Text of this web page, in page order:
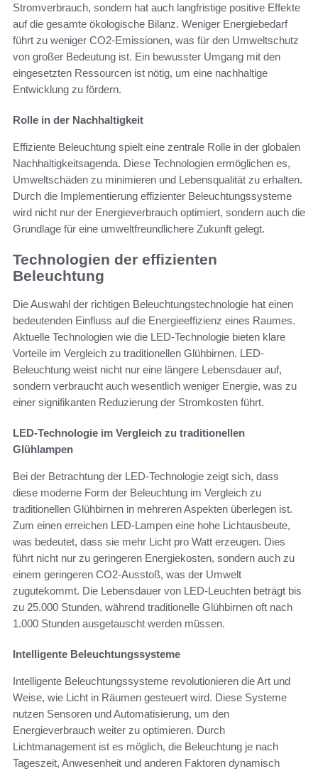
Stromverbrauch, sondern hat auch langfristige positive Effekte
auf die gesamte ökologische Bilanz. Weniger Energiebedarf
führt zu weniger CO2-Emissionen, was für den Umweltschutz
von großer Bedeutung ist. Ein bewusster Umgang mit den
eingesetzten Ressourcen ist nötig, um eine nachhaltige
Entwicklung zu fördern.
Rolle in der Nachhaltigkeit
Effiziente Beleuchtung spielt eine zentrale Rolle in der globalen
Nachhaltigkeitsagenda. Diese Technologien ermöglichen es,
Umweltschäden zu minimieren und Lebensqualität zu erhalten.
Durch die Implementierung effizienter Beleuchtungssysteme
wird nicht nur der Energieverbrauch optimiert, sondern auch die
Grundlage für eine umweltfreundlichere Zukunft gelegt.
Technologien der effizienten
Beleuchtung
Die Auswahl der richtigen Beleuchtungstechnologie hat einen
bedeutenden Einfluss auf die Energieeffizienz eines Raumes.
Aktuelle Technologien wie die LED-Technologie bieten klare
Vorteile im Vergleich zu traditionellen Glühbirnen. LED-
Beleuchtung weist nicht nur eine längere Lebensdauer auf,
sondern verbraucht auch wesentlich weniger Energie, was zu
einer signifikanten Reduzierung der Stromkosten führt.
LED-Technologie im Vergleich zu traditionellen
Glühlampen
Bei der Betrachtung der LED-Technologie zeigt sich, dass
diese moderne Form der Beleuchtung im Vergleich zu
traditionellen Glühbirnen in mehreren Aspekten überlegen ist.
Zum einen erreichen LED-Lampen eine hohe Lichtausbeute,
was bedeutet, dass sie mehr Licht pro Watt erzeugen. Dies
führt nicht nur zu geringeren Energiekosten, sondern auch zu
einem geringeren CO2-Ausstoß, was der Umwelt
zugutekommt. Die Lebensdauer von LED-Leuchten beträgt bis
zu 25.000 Stunden, während traditionelle Glühbirnen oft nach
1.000 Stunden ausgetauscht werden müssen.
Intelligente Beleuchtungssysteme
Intelligente Beleuchtungssysteme revolutionieren die Art und
Weise, wie Licht in Räumen gesteuert wird. Diese Systeme
nutzen Sensoren und Automatisierung, um den
Energieverbrauch weiter zu optimieren. Durch
Lichtmanagement ist es möglich, die Beleuchtung je nach
Tageszeit, Anwesenheit und anderen Faktoren dynamisch